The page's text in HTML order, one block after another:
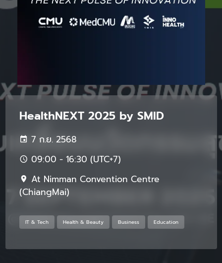
HealthNEXT 2025 by SMID
7 ก.ย. 2568
09:00 - 16:30 (UTC+7)
At Nimman Convention Centre
(ChiangMai)
IT & Tech Health & Beauty Business Education